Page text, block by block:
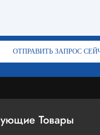
ОТПРАВИТЬ ЗАПРОС
Товары